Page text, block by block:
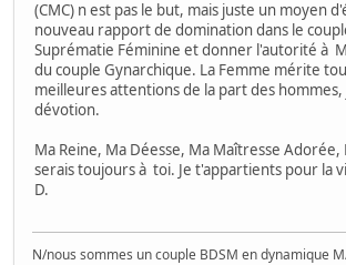
(CMC) n est pas le but, mais juste un moyen
nouveau rapport de domination dans le
Suprématie Féminine et donner l'autorité à
du couple Gynarchique. La Femme mérite
meilleures attentions de la part des
dévotion.
Ma Reine, Ma Déesse, Ma Maîtresse Adorée,
serais toujours à toi. Je t'appartients pour la
D.
N/nous sommes un couple BDSM en dynamique